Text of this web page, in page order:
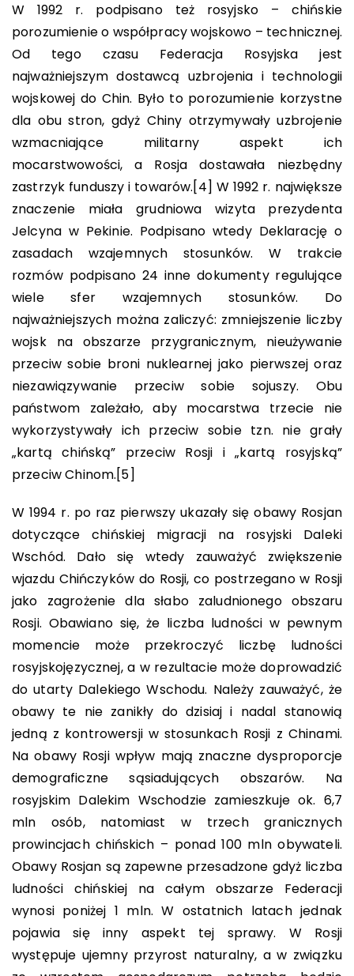
W 1992 r. podpisano też rosyjsko – chińskie
porozumienie o współpracy wojskowo – technicznej.
Od tego czasu Federacja Rosyjska jest
najważniejszym dostawcą uzbrojenia i technologii
wojskowej do Chin. Było to porozumienie korzystne
dla obu stron, gdyż Chiny otrzymywały uzbrojenie
wzmacniające militarny aspekt ich
mocarstwowości, a Rosja dostawała niezbędny
zastrzyk funduszy i towarów.[4] W 1992 r. największe
znaczenie miała grudniowa wizyta prezydenta
Jelcyna w Pekinie. Podpisano wtedy Deklarację o
zasadach wzajemnych stosunków. W trakcie
rozmów podpisano 24 inne dokumenty regulujące
wiele sfer wzajemnych stosunków. Do
najważniejszych można zaliczyć: zmniejszenie liczby
wojsk na obszarze przygranicznym, nieużywanie
przeciw sobie broni nuklearnej jako pierwszej oraz
niezawiązywanie przeciw sobie sojuszy. Obu
państwom zależało, aby mocarstwa trzecie nie
wykorzystywały ich przeciw sobie tzn. nie grały
„kartą chińską” przeciw Rosji i „kartą rosyjską”
przeciw Chinom.[5]
W 1994 r. po raz pierwszy ukazały się obawy Rosjan
dotyczące chińskiej migracji na rosyjski Daleki
Wschód. Dało się wtedy zauważyć zwiększenie
wjazdu Chińczyków do Rosji, co postrzegano w Rosji
jako zagrożenie dla słabo zaludnionego obszaru
Rosji. Obawiano się, że liczba ludności w pewnym
momencie może przekroczyć liczbę ludności
rosyjskojęzycznej, a w rezultacie może doprowadzić
do utarty Dalekiego Wschodu. Należy zauważyć, że
obawy te nie zanikły do dzisiaj i nadal stanowią
jedną z kontrowersji w stosunkach Rosji z Chinami.
Na obawy Rosji wpływ mają znaczne dysproporcje
demograficzne sąsiadujących obszarów. Na
rosyjskim Dalekim Wschodzie zamieszkuje ok. 6,7
mln osób, natomiast w trzech granicznych
prowincjach chińskich – ponad 100 mln obywateli.
Obawy Rosjan są zapewne przesadzone gdyż liczba
ludności chińskiej na całym obszarze Federacji
wynosi poniżej 1 mln. W ostatnich latach jednak
pojawia się inny aspekt tej sprawy. W Rosji
występuje ujemny przyrost naturalny, a w związku